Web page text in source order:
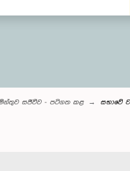
සජීවීව - පටිගත කළ සභාවේ